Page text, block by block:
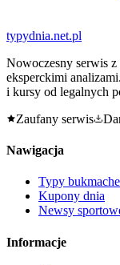
typydnia.net.pl
Nowoczesny serwis
eksperckimi
i kursy od legalnych
Zaufany serwis
Nawigacja
Typy
Kupony dnia
Newsy
Informacje